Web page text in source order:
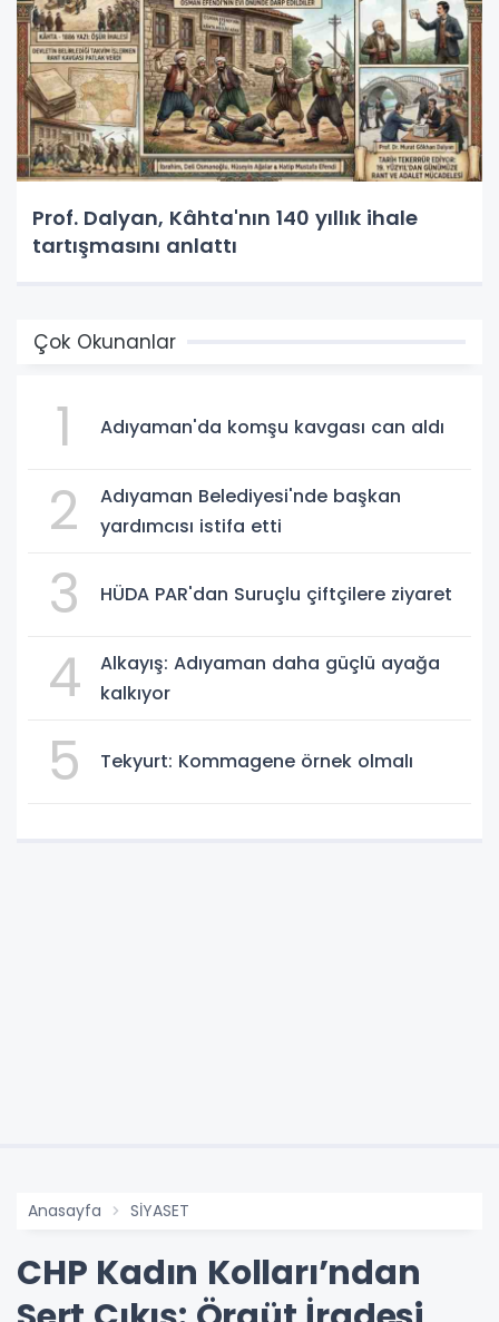
Prof. Dalyan, Kâhta'nın 140 yıllık ihale
tartışmasını anlattı
Çok Okunanlar
1 Adıyaman'da komşu kavgası can aldı
2
Adıyaman Belediyesi'nde başkan
yardımcısı istifa etti
3 HÜDA PAR'dan Suruçlu çiftçilere ziyaret
4
Alkayış: Adıyaman daha güçlü ayağa
kalkıyor
5 Tekyurt: Kommagene örnek olmalı
Anasayfa SİYASET
CHP Kadın Kolları’ndan